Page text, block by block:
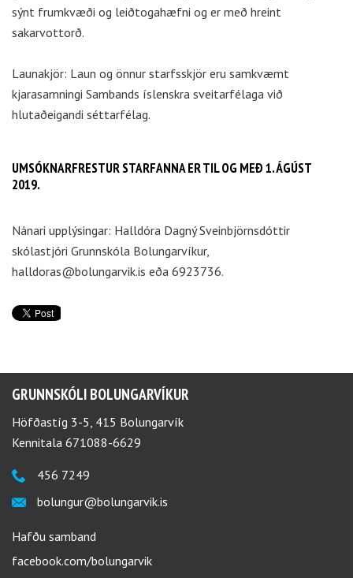
sýnt frumkvæði og leiðtogahæfni og er með hreint
sakarvottorð.
Launakjör: Laun og önnur starfsskjör eru samkvæmt
kjarasamningi Sambands íslenskra sveitarfélaga við
hlutaðeigandi séttarfélag.
UMSÓKNARFRESTUR STARFANNA ER TIL OG MEÐ 1. ÁGÚST
2019.
Nánari upplýsingar: Halldóra Dagný Sveinbjörnsdóttir
skólastjóri Grunnskóla Bolungarvíkur,
halldoras@bolungarvik.is eða 6923736.
GRUNNSKÓLI BOLUNGARVÍKUR
Höfðastíg 3-5, 415 Bolungarvík
Kennitala 671088-6629
456 7249
bolungur@bolungarvik.is
Hafðu samband
facebook.com/bolungarvik